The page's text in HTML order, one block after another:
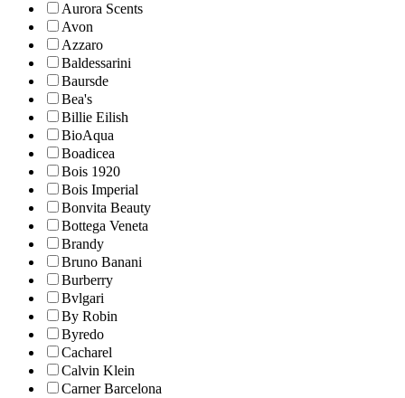
Aurora Scents
Avon
Azzaro
Baldessarini
Baursde
Bea's
Billie Eilish
BioAqua
Boadicea
Bois 1920
Bois Imperial
Bonvita Beauty
Bottega Veneta
Brandy
Bruno Banani
Burberry
Bvlgari
By Robin
Byredo
Cacharel
Calvin Klein
Carner Barcelona